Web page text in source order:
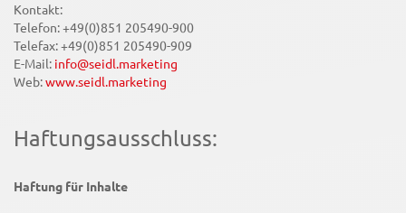
Kontakt:
Telefon: +49(0)851 205490-900
Telefax: +49(0)851 205490-909
E-Mail: info@seidl.marketing
Web:www.seidl.marketing
Haftungsausschluss:
Haftung für Inhalte